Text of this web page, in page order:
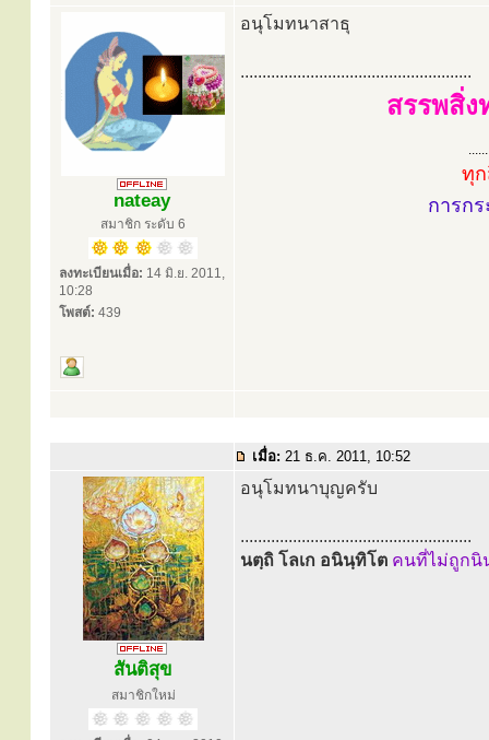
nateay
สมาชิก ระดับ 6
ลงทะเบียนเมื่อ: 14 มิ.ย. 2011,
10:28
โพสต์: 439
อนุโมทนาสาธุ
.....................................................
สรรพสิ่
ทุ
การก
เมื่อ: 21 ธ.ค. 2011, 10:52
สันติสุข
สมาชิกใหม่
อนุโมทนาบุญครับ
.....................................................
นตฺถิ โลเก อนินฺทิโต คนที่ไม่ถูกนิ